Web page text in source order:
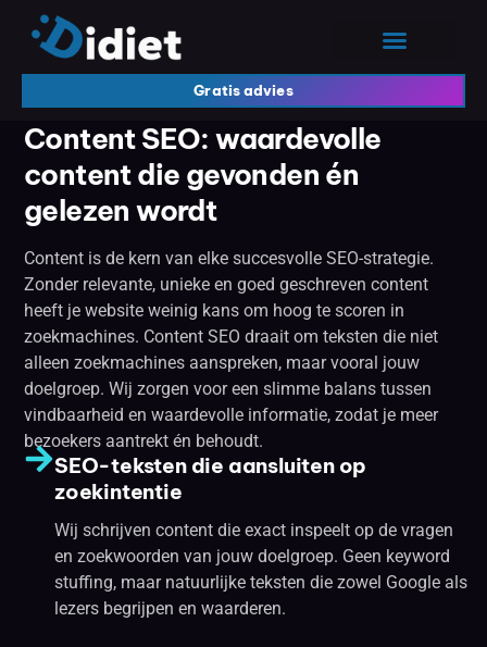
Gratis advies
Content SEO: waardevolle
content die gevonden én
gelezen wordt
Content is de kern van elke succesvolle SEO-strategie.
Zonder relevante, unieke en goed geschreven content
heeft je website weinig kans om hoog te scoren in
zoekmachines. Content SEO draait om teksten die niet
alleen zoekmachines aanspreken, maar vooral jouw
doelgroep. Wij zorgen voor een slimme balans tussen
vindbaarheid en waardevolle informatie, zodat je meer
bezoekers aantrekt én behoudt.
SEO-teksten die aansluiten op
zoekintentie
Wij schrijven content die exact inspeelt op de vragen
en zoekwoorden van jouw doelgroep. Geen keyword
stuffing, maar natuurlijke teksten die zowel Google als
lezers begrijpen en waarderen.